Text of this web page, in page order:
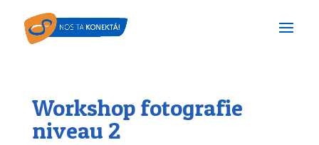
Workshop fotografie
niveau 2